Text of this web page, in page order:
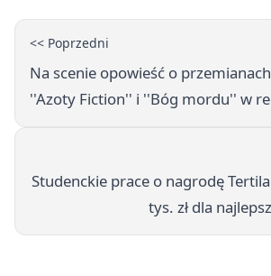
<< Poprzedni
Na scenie opowieść o przemianach
''Azoty Fiction'' i ''Bóg mordu'' w
Studenckie prace o nagrodę
tys. zł dla